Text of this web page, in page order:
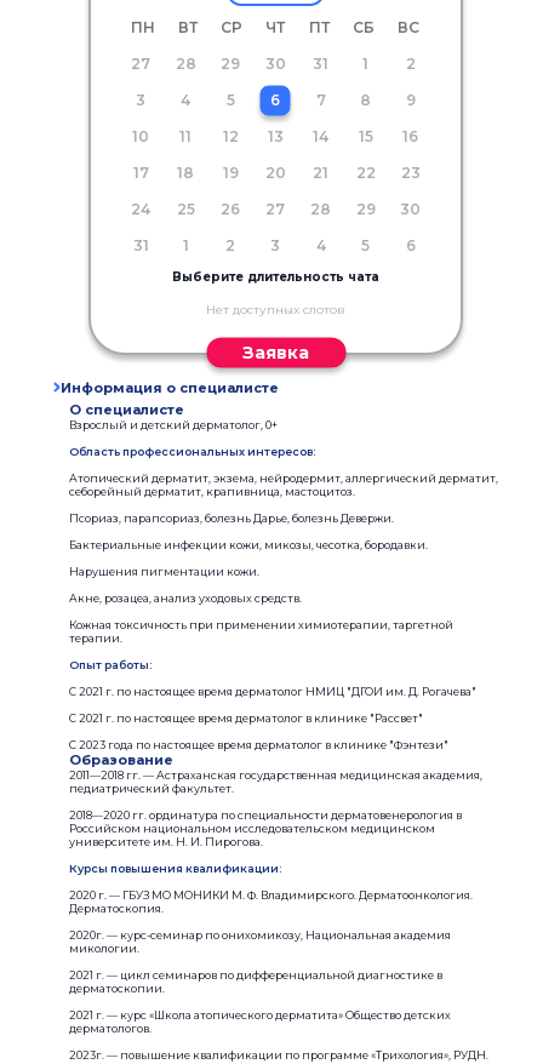
ПН ВТ СР ЧТ ПТ СБ
ВС
27
28 29 30 31 1
2
3
4 5 6 7 8
9
10
11 12 13 14 15
16
17
18 19 20 21 22
23
24
25 26 27 28 29
30
31
1 2 3 4 5 6
Выберите длительность чата
Нет доступных слотов
Заявка
Информация о специалисте
О специалисте
Взрослый и детский дерматолог, 0+
Область профессиональных интересов:
Атопический дерматит, экзема, нейродермит, аллергический дерматит,
себорейный дерматит, крапивница, мастоцитоз.
Псориаз, парапсориаз, болезнь Дарье, болезнь Девержи.
Бактериальные инфекции кожи, микозы, чесотка, бородавки.
Нарушения пигментации кожи.
Акне, розацеа, анализ уходовых средств.
Кожная токсичность при применении химиотерапии, таргетной
терапии.
Опыт работы:
С 2021 г. по настоящее время дерматолог НМИЦ "ДГОИ им. Д. Рогачева"
С 2021 г. по настоящее время дерматолог в клинике "Рассвет"
С 2023 года по настоящее время дерматолог в клинике "Фэнтези"
Образование
2011—2018 гг. — Астраханская государственная медицинская академия,
педиатрический факультет.
2018—2020 гг. ординатура по специальности дерматовенерология в
Российском национальном исследовательском медицинском
университете им. Н. И. Пирогова.
Курсы повышения квалификации:
2020 г. — ГБУЗ МО МОНИКИ М. Ф. Владимирского. Дерматоонкология.
Дерматоскопия.
2020г. — курс-семинар по онихомикозу, Национальная академия
микологии.
2021 г. — цикл семинаров по дифференциальной диагностике в
дерматоскопии.
2021 г. — курс «Школа атопического дерматита» Общество детских
дерматологов.
2023г. — повышение квалификации по программе «Трихология», РУДН.